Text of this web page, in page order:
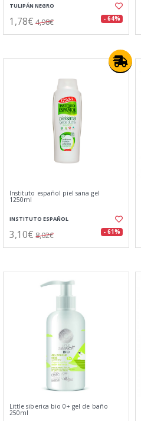
TULIPÁN NEGRO
1,78€ 4,98€ - 64%
Instituto español piel sana gel
1250ml
INSTITUTO ESPAÑOL
3,10€ 8,02€ - 61%
Little siberica bio 0+ gel de baño
250ml